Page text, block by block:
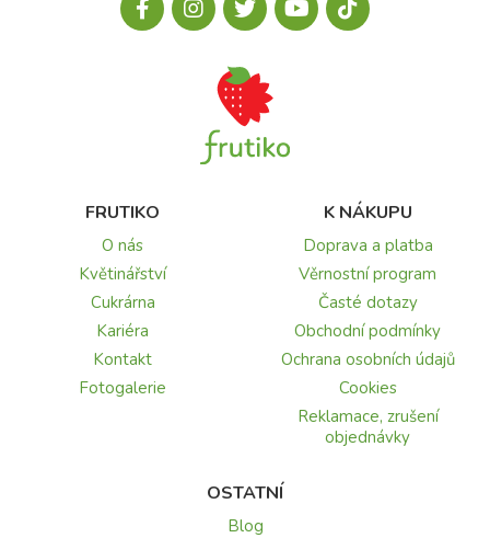
FRUTIKO
O nás
Květinářství
Cukrárna
Kariéra
Kontakt
Fotogalerie
K NÁKUPU
Doprava a platba
Věrnostní program
Časté dotazy
Obchodní podmínky
Ochrana osobních údajů
Cookies
Reklamace, zrušení
objednávky
OSTATNÍ
Blog